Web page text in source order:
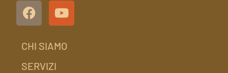
CHI SIAMO
SERVIZI